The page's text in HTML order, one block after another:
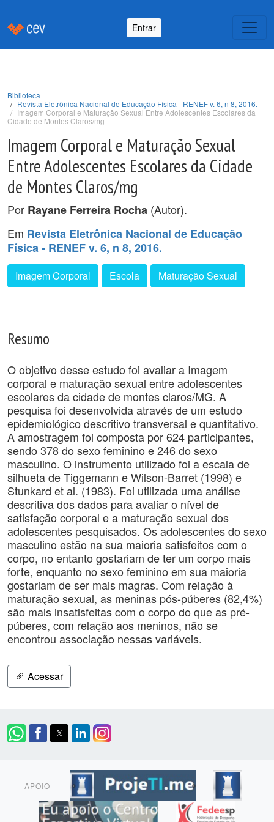
Entrar
Biblioteca
Revista Eletrônica Nacional de Educação Física - RENEF v. 6, n 8, 2016.
Imagem Corporal e Maturação Sexual Entre Adolescentes Escolares da
Cidade de Montes Claros/mg
Imagem Corporal e Maturação Sexual
Entre Adolescentes Escolares da Cidade
de Montes Claros/mg
Por Rayane Ferreira Rocha (Autor).
Em Revista Eletrônica Nacional de Educação
Física - RENEF v. 6, n 8, 2016.
Imagem Corporal Escola Maturação Sexual
Resumo
O objetivo desse estudo foi avaliar a Imagem
corporal e maturação sexual entre adolescentes
escolares da cidade de montes claros/MG. A
pesquisa foi desenvolvida através de um estudo
epidemiológico descritivo transversal e quantitativo.
A amostragem foi composta por 624 participantes,
sendo 378 do sexo feminino e 246 do sexo
masculino. O instrumento utilizado foi a escala de
silhueta de Tiggemann e Wilson-Barret (1998) e
Stunkard et al. (1983). Foi utilizada uma análise
descritiva dos dados para avaliar o nível de
satisfação corporal e a maturação sexual dos
adolescentes pesquisados. Os adolescentes do sexo
masculino estão na sua maioria satisfeitos com o
corpo, no entanto gostariam de ter um corpo mais
forte, enquanto no sexo feminino em sua maioria
gostariam de ser mais magras. Com relação à
maturação sexual, as meninas pós-púberes (82,4%)
são mais insatisfeitas com o corpo do que as pré-
púberes, com relação aos meninos, não se
encontrou associação nessas variáveis.
Acessar
APOIO